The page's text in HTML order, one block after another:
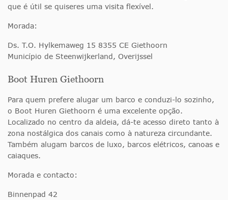
que é útil se quiseres uma visita flexível.
Morada:
Ds. T.O. Hylkemaweg 15 8355 CE Giethoorn
Município de Steenwijkerland, Overijssel
Boot Huren Giethoorn
Para quem prefere alugar um barco e conduzi-lo sozinho,
o Boot Huren Giethoorn é uma excelente opção.
Localizado no centro da aldeia, dá-te acesso direto tanto à
zona nostálgica dos canais como à natureza circundante.
Também alugam barcos de luxo, barcos elétricos, canoas e
caiaques.
Morada e contacto:
Binnenpad 42